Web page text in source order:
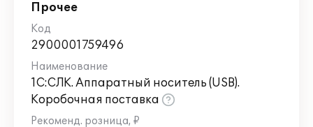
Прочее
2900001759496
1С:СЛК. Аппаратный носитель (USB).
Коробочная поставка